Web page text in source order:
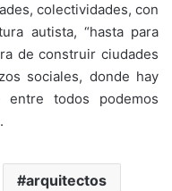
colectividades, con
autista, “hasta para
de construir ciudades
sociales, donde hay
entre todos podemos
arquitectos